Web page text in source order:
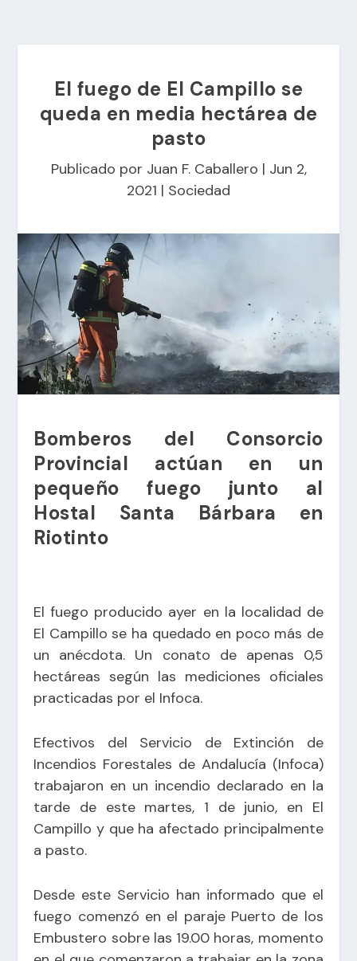
El fuego de El Campillo se
queda en media hectárea de
pasto
Publicado por Juan F. Caballero | Jun 2,
2021 | Sociedad
Bomberos del Consorcio
Provincial actúan en un
pequeño fuego junto al
Hostal Santa Bárbara en
Riotinto
El fuego producido ayer en la localidad de
El Campillo se ha quedado en poco más de
un anécdota. Un conato de apenas 0,5
hectáreas según las mediciones oficiales
practicadas por el Infoca.
Efectivos del Servicio de Extinción de
Incendios Forestales de Andalucía (Infoca)
trabajaron en un incendio declarado en la
tarde de este martes, 1 de junio, en El
Campillo y que ha afectado principalmente
a pasto.
Desde este Servicio han informado que el
fuego comenzó en el paraje Puerto de los
Embustero sobre las 19.00 horas, momento